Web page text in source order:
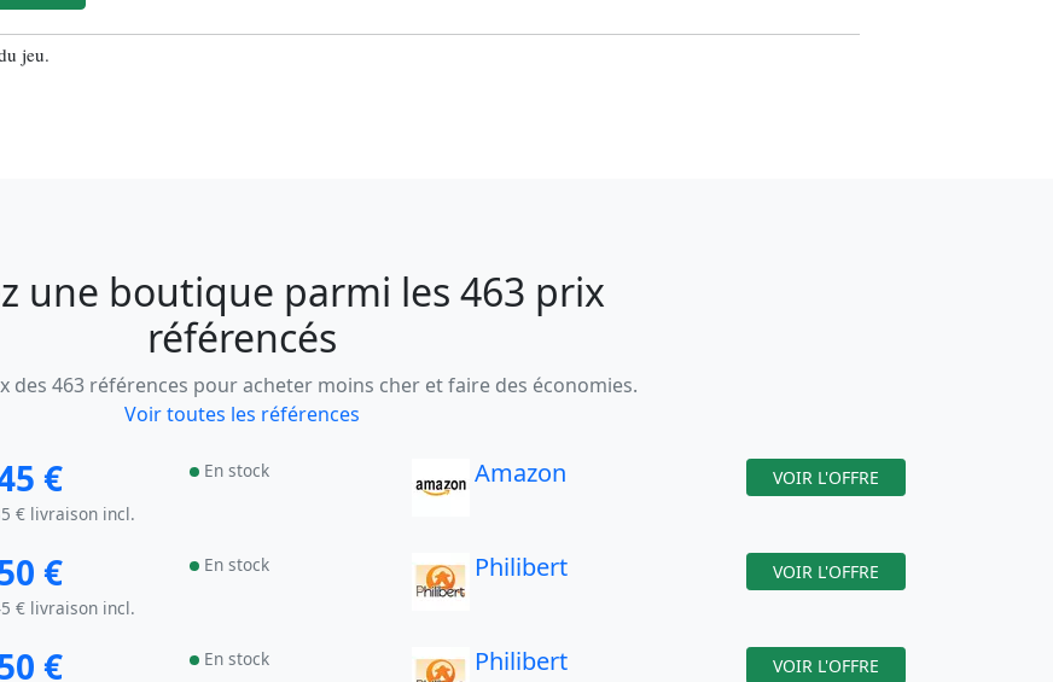
jeu.
une boutique parmi les 463 prix
référencés
des 463 références pour acheter moins cher et faire des économies.
Voir toutes les références
€
€ livraison incl.
En stock Amazon VOIR L'OFFRE
€
€ livraison incl.
En stock Philibert VOIR L'OFFRE
€ En stock Philibert VOIR L'OFFRE